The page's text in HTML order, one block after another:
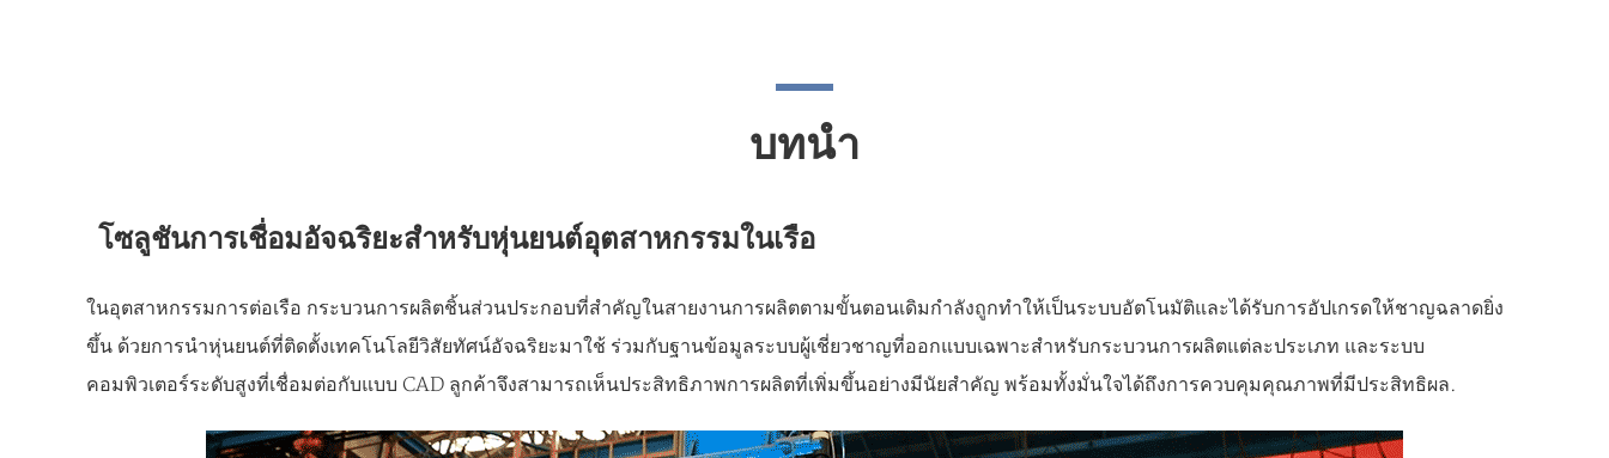
บทนำ
โซลูชันการเชื่อมอัจฉริยะสำหรับหุ่นยนต์อุตสาหกรรมในเรือ
ในอุตสาหกรรมการต่อเรือ กระบวนการผลิตชิ้นส่วนประกอบที่สำคัญในสายงานการผลิตตามขั้นตอนเดิมกำลังถูกทำให้เป็นระบบอัตโนมัติและได้รับการอัปเกรดให้ชาญฉลาดยิ่ง
ขึ้น ด้วยการนำหุ่นยนต์ที่ติดตั้งเทคโนโลยีวิสัยทัศน์อัจฉริยะมาใช้ ร่วมกับฐานข้อมูลระบบผู้เชี่ยวชาญที่ออกแบบเฉพาะสำหรับกระบวนการผลิตแต่ละประเภท และระบบ
คอมพิวเตอร์ระดับสูงที่เชื่อมต่อกับแบบ CAD ลูกค้าจึงสามารถเห็นประสิทธิภาพการผลิตที่เพิ่มขึ้นอย่างมีนัยสำคัญ พร้อมทั้งมั่นใจได้ถึงการควบคุมคุณภาพที่มีประสิทธิผล.